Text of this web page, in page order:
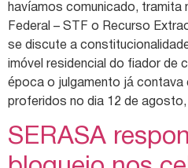
havíamos comunicado, tramita
Federal – STF o Recurso
se discute a
imóvel residencial do fiador de
época o julgamento já
proferidos no dia 12 de agosto,
SERASA